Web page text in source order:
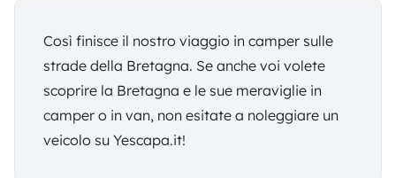
Così finisce il nostro viaggio in camper sulle
strade della Bretagna. Se anche voi volete
scoprire la Bretagna e le sue meraviglie in
camper o in van, non esitate a noleggiare un
veicolo su Yescapa.it!